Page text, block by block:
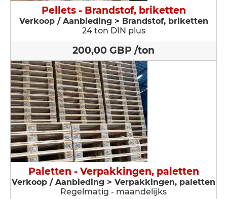
Pellets - Brandstof, briketten
Verkoop / Aanbieding > Brandstof, briketten
24 ton DIN plus
200,00 GBP /ton
Paletten - Verpakkingen, paletten
Verkoop / Aanbieding > Verpakkingen, paletten
Regelmatig - maandelijks